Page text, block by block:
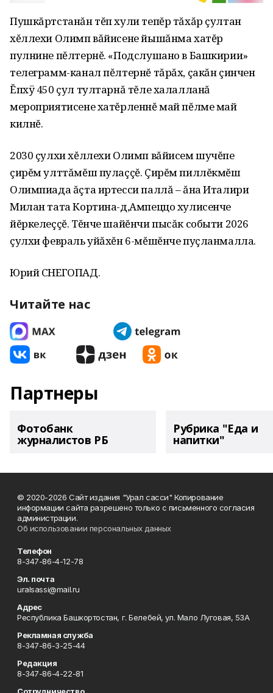
Пушкăртстанăн тĕп хули тепĕр тăхăр çултан
хĕллехи Олимп вăйисене йышăнма хатĕр
пулнине пĕлтернĕ. «Подслушано в Башкирии»
телеграмм-канал пĕлтернĕ тăрăх, çакăн çинчен
Ĕпхÿ 450 çул тултарнă тĕле халалланă
мероприятисене хатĕрленнĕ май пĕлме май
килнĕ.
2030 çулхи хĕллехи Олимп вăйисем шучĕпе
çирĕм улттăмĕш пулаççĕ. Çирĕм пиллĕкмĕш
Олимпиада ăçта иртесси паллă – ăна Италири
Милан тата Кортина-д,Ампеццо хулисенче
йĕркелеççĕ. Тĕнче шайĕнчи пысăк событи 2026
çулхи февраль уйăхĕн 6-мĕшĕнче пуçланмалла.
Юрий СНЕГОПАД.
Читайте нас
Партнеры
Фотобанк
журналистов РБ
Рубрика "Еда и
напитки"
© 2020-2026 Сайт издания "Урал сасси" Копирование
информации сайта разрешено только с письменного согласия
администрации.
Об использовании персональных данных
Телефон
8-347-86-4-12-78
Эл. почта
uralsassi@mail.ru
Адрес
Республика Башкортостан, г. Белебей, ул. Мало Луговая, 53А
Рекламная служба
8-347-86-3-25-44
Редакция
8-347-86-4-22-81